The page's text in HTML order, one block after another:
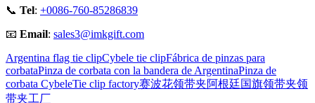
📞 Tel: +0086-760-85286839
📧 Email: sales3@imkgift.com
Argentina flag tie clipCybele tie clipFábrica de pinzas para
corbataPinza de corbata con la bandera de ArgentinaPinza de
corbata CybeleTie clip factory赛波花领带夹阿根廷国旗领带夹领
带夹工厂